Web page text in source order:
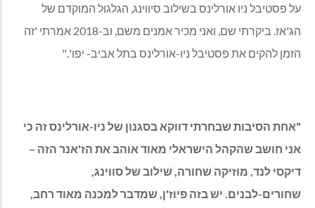
על פסטיבל ניו אורלינס בשילוב סיווינג, הגלגול המוקדם של
הג'אז. ביקרתי שם, ואני מכיר אמנים משם, וב-2018 אמרתי 'זה
הזמן להקים את פסטיבל ניו-אורלינס בתל אביב- יפו'."
"אחת הסיבות שבחרתי דווקא בסגנון של ניו-אורלינס זה כי
אני חושב שהקהל הישראלי מאוד אוהב את הז'אנר הזה –
דיקסי לנד, מוזיקה שחורה, שילוב של סווינג,
שחורים-לבנים. יש בזה פיוז'ן, שמדבר למכנה מאוד רחב,